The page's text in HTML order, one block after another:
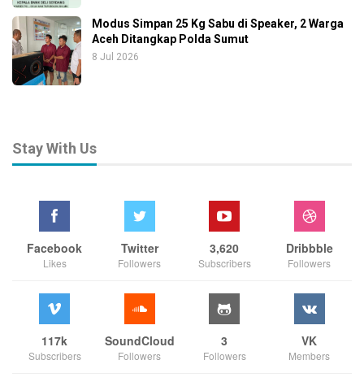
Modus Simpan 25 Kg Sabu di Speaker, 2 Warga
Aceh Ditangkap Polda Sumut
8 Jul 2026
Stay With Us
Facebook
Likes
Twitter
Followers
3,620
Subscribers
Dribbble
Followers
117k
Subscribers
SoundCloud
Followers
3
Followers
VK
Members